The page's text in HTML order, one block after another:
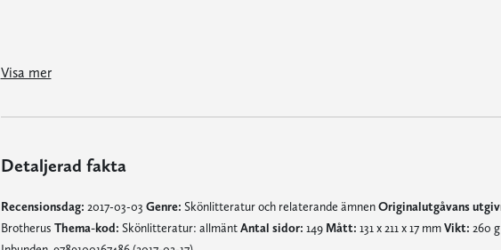
Visa mer
Detaljerad fakta
Recensionsdag: 2017-03-03 Genre: Skönlitteratur och relaterande ämnenOriginalutgåvans
Brotherus Thema-kod: Skönlitteratur: allmäntAntal sidor: 149 Mått: 131 x 211 x 17 mmVikt: 260 g